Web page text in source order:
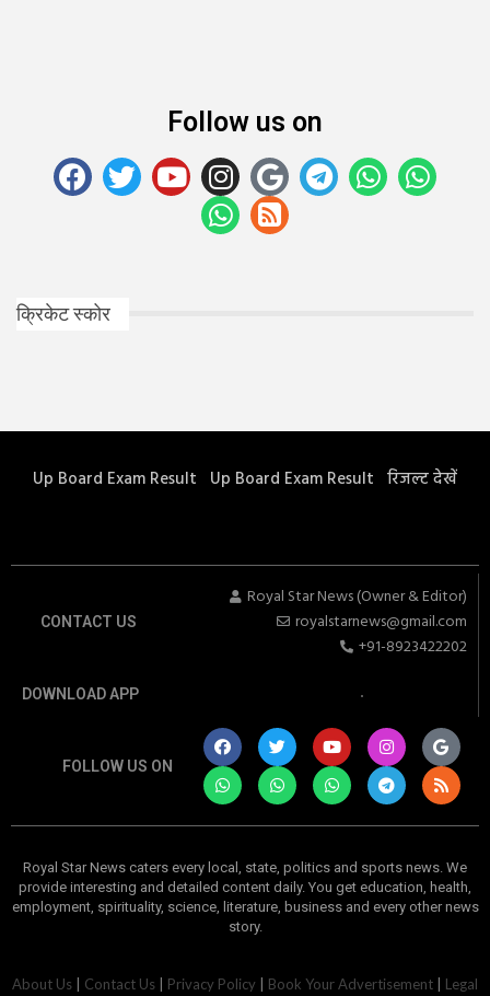
Follow us on
क्रिकेट स्कोर
Up Board Exam Result Up Board Exam Result रिजल्ट देखें
CONTACT US
Royal Star News (Owner & Editor)
royalstarnews@gmail.com
+91-8923422202
DOWNLOAD APP
FOLLOW US ON
Royal Star News caters every local, state, politics and sports news. We
provide interesting and detailed content daily. You get education, health,
employment, spirituality, science, literature, business and every other news
story.
About Us
Contact Us Privacy Policy Book Your Advertisement Legal